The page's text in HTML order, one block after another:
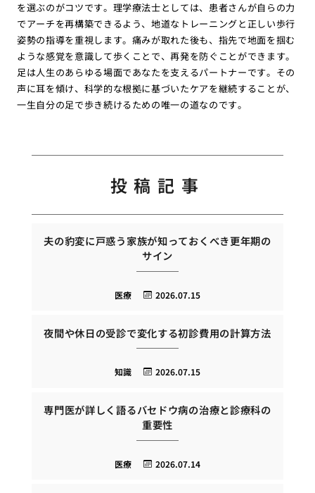
を選ぶのがコツです。理学療法士としては、患者さんが自らの力
でアーチを再構築できるよう、地道なトレーニングと正しい歩行
姿勢の指導を重視します。痛みが取れた後も、指先で地面を掴む
ような感覚を意識して歩くことで、再発を防ぐことができます。
足は人生のあらゆる場面であなたを支えるパートナーです。その
声に耳を傾け、科学的な根拠に基づいたケアを継続することが、
一生自分の足で歩き続けるための唯一の道なのです。
投稿記事
夫の豹変に戸惑う家族が知っておくべき更年期の
サイン
2026.07.15
医療
夜間や休日の受診で変化する初診費用の計算方法
2026.07.15
知識
専門医が詳しく語るバセドウ病の治療と診療科の
重要性
2026.07.14
医療